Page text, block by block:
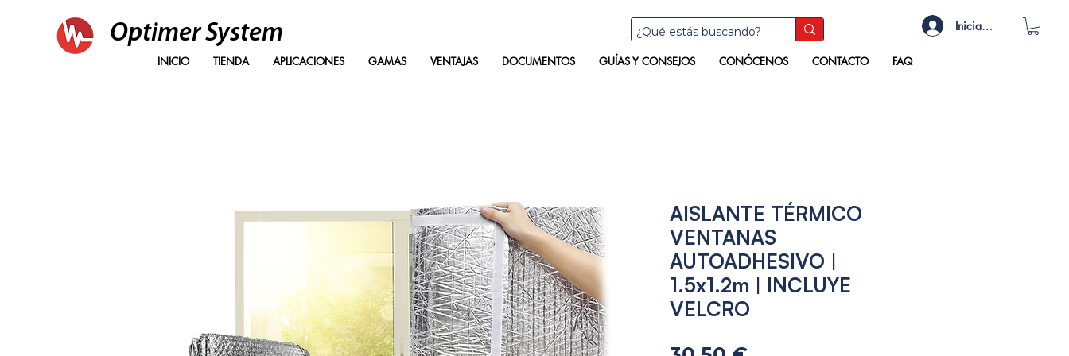
Optimer System Iniciar sesión
INICIO TIENDA APLICACIONES GAMAS VENTAJAS DOCUMENTOS GUÍAS Y CONSEJOS CONÓCENOS CONTACTO FAQ
AISLANTE TÉRMICO
VENTANAS
AUTOADHESIVO |
1.5x1.2m | INCLUYE
VELCRO